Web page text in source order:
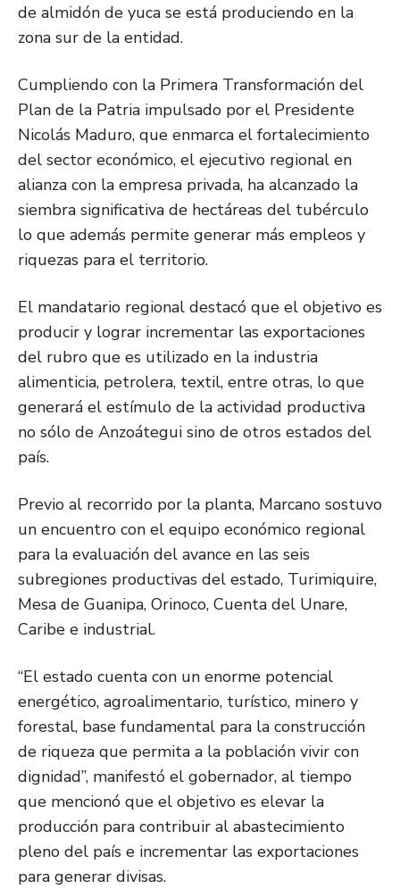
de almidón de yuca se está produciendo en la
zona sur de la entidad.
Cumpliendo con la Primera Transformación del
Plan de la Patria impulsado por el Presidente
Nicolás Maduro, que enmarca el fortalecimiento
del sector económico, el ejecutivo regional en
alianza con la empresa privada, ha alcanzado la
siembra significativa de hectáreas del tubérculo
lo que además permite generar más empleos y
riquezas para el territorio.
El mandatario regional destacó que el objetivo es
producir y lograr incrementar las exportaciones
del rubro que es utilizado en la industria
alimenticia, petrolera, textil, entre otras, lo que
generará el estímulo de la actividad productiva
no sólo de Anzoátegui sino de otros estados del
país.
Previo al recorrido por la planta, Marcano sostuvo
un encuentro con el equipo económico regional
para la evaluación del avance en las seis
subregiones productivas del estado, Turimiquire,
Mesa de Guanipa, Orinoco, Cuenta del Unare,
Caribe e industrial.
“El estado cuenta con un enorme potencial
energético, agroalimentario, turístico, minero y
forestal, base fundamental para la construcción
de riqueza que permita a la población vivir con
dignidad”, manifestó el gobernador, al tiempo
que mencionó que el objetivo es elevar la
producción para contribuir al abastecimiento
pleno del país e incrementar las exportaciones
para generar divisas.